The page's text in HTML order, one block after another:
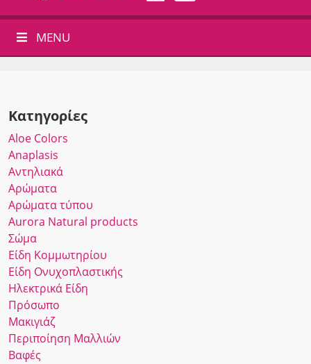
MENU
Κατηγορίες
Αloe Colors
Anaplasis
Αντηλιακά
Αρώματα
Αρώματα τύπου
Αurora Νatural products
Σώμα
Είδη Κομμωτηρίου
Είδη Ονυχοπλαστικής
Ηλεκτρικά Είδη
Πρόσωπο
Μακιγιάζ
Περιποίηση Μαλλιών
Βαφές